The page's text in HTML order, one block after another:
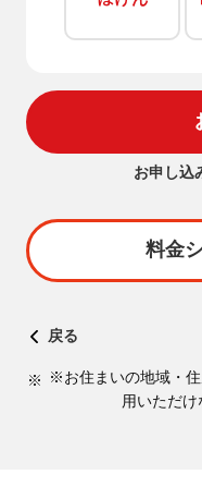
お申し込
料金
戻る
※お住まいの地域・
用いただけ